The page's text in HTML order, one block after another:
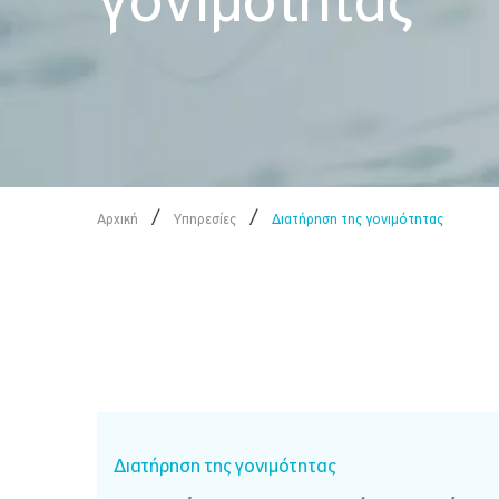
Αρχική / Υπηρεσίες / Διατήρηση της γονιμότητας
Διατήρηση της γονιμότητας